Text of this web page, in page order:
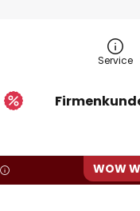
Service
WOW